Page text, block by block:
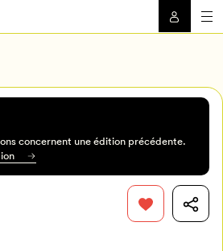
concernent une édition précédente.